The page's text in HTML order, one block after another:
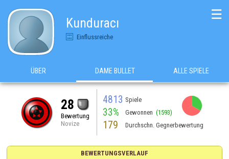
Kunduracı
Einflussreiche
☰
ÜBER DAME BULLET ALLE SPIELE
28
Bewertung
Novize
4813 Spiele
33% Gewonnen (1593)
179 Durchschn. Gegnerbewertung
BEWERTUNGSVERLAUF